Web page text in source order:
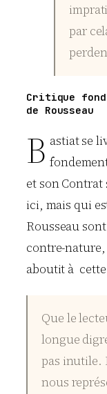
par
Critique
de Rousseau
B astiat se
et son Contrat
ici, mais qui
Rousseau
contre-nature,
aboutit à
Que le
longue
pas inutile.
nous